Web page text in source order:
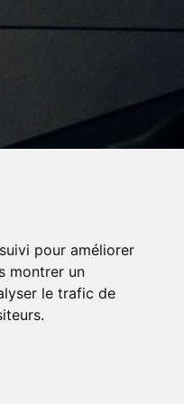
pour améliorer
montrer un
le trafic de
À louer / à vendre